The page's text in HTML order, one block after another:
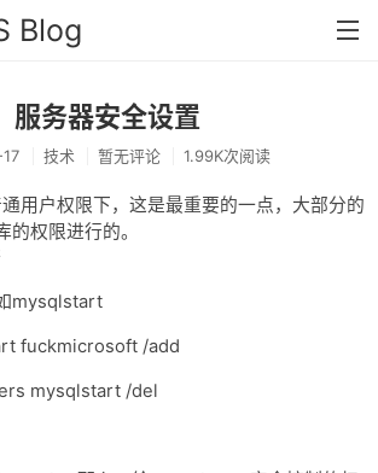
Blog
首页
分类
安全
技术
工具
存档
服务器安全设置
技术 暂无评论 1.99K次阅读
用户权限下，这是最重要的一点，大部分的
的权限进行的。
mysqlstart
fuckmicrosoft /add
mysqlstart /del